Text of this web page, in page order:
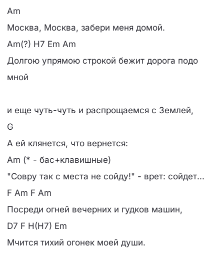
Am
Москва, Москва, забери меня домой.
Am(?) H7 Em Am
Долгою упрямою строкой бежит дорога подо
мной
и еще чуть-чуть и распрощаемся с Землей,
G
А ей клянется, что вернется:
Am (* - бас+клавишные)
"Совру так с места не сойду!" - врет: сойдет...
F Am F Am
Посреди огней вечерних и гудков машин,
D7 F H(H7) Em
Мчится тихий огонек моей души.